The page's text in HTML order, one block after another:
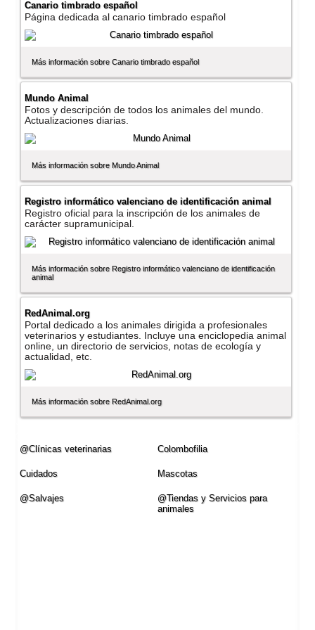
Canario timbrado español
Página dedicada al canario timbrado español
Más información sobre Canario timbrado español
Mundo Animal
Fotos y descripción de todos los animales del mundo.
Actualizaciones diarias.
Más información sobre Mundo Animal
Registro informático valenciano de identificación animal
Registro oficial para la inscripción de los animales de
carácter supramunicipal.
Más información sobre Registro informático valenciano de identificación
animal
RedAnimal.org
Portal dedicado a los animales dirigida a profesionales
veterinarios y estudiantes. Incluye una enciclopedia animal
online, un directorio de servicios, notas de ecologí­a y
actualidad, etc.
Más información sobre RedAnimal.org
@Clí­nicas veterinarias Colombofilia
Cuidados Mascotas
@Salvajes
@Tiendas y Servicios para
animales